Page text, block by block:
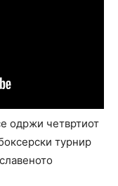
одржи четвртиот
турнир